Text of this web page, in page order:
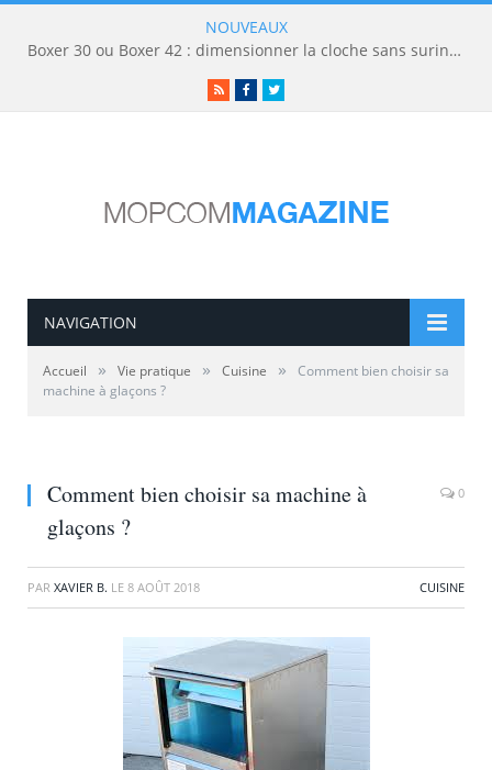
NOUVEAUX
Boxer 30 ou Boxer 42 : dimensionner la cloche sans surinvestir
RSSFacebookTwitter
NAVIGATION
Accueil » Vie pratique » Cuisine »
Comment bien choisir sa
machine à glaçons ?
Comment bien choisir sa machine à
glaçons ?
0
PAR XAVIER B. LE 8 AOÛT 2018 CUISINE